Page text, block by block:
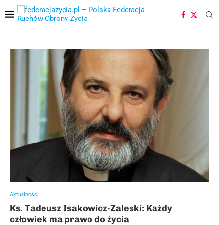
Aktualności
Ks. Tadeusz Isakowicz-Zaleski: Każdy
człowiek ma prawo do życia